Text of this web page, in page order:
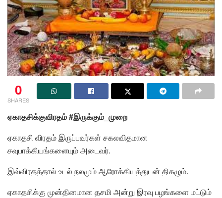
0
SHARES
ஏகாதசிக்குவிரதம் #இருக்கும்_முறை
ஏகாதசி விரதம் இருப்பவர்கள் சகலவிதமான
சவுபாக்கியங்களையும் அடைவர்.
இவ்விரதத்தால் உடல் நலமும் ஆரோக்கியத்துடன் திகழும்.
ஏகாதசிக்கு முன்தினமான தசமி அன்று இரவு பழங்களை மட்டும்